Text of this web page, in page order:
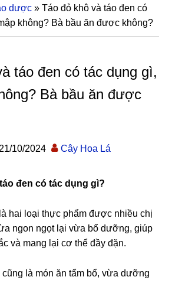
dược »Táo đỏ khô và táo đen có
không? Bà bầu ăn được không?
táo đen có tác dụng gì,
Bà bầu ăn được
21/10/2024 Cây Hoa Lá
đen có tác dụng gì?
hai loại thực phẩm được nhiều chị
ngon ngọt lại vừa bổ dưỡng, giúp
và mang lại cơ thể đầy đặn.
là món ăn tẩm bổ, vừa dưỡng